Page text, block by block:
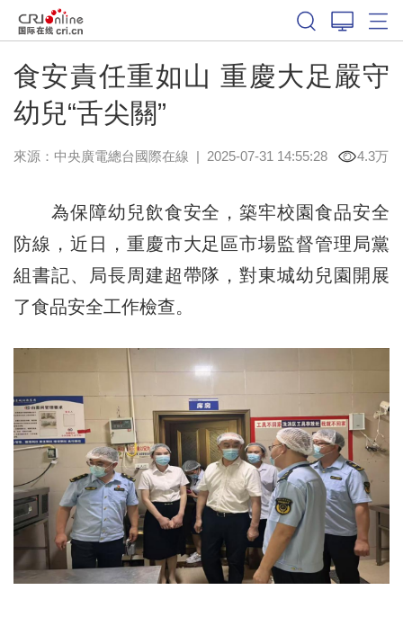
食安責任重如山 重慶大足嚴守
幼兒“舌尖關”
來源：中央廣電總台國際在線 | 2025-07-31 14:55:28 4.3万
為保障幼兒飲食安全，築牢校園食品安全
防線，近日，重慶市大足區市場監督管理局黨
組書記、局長周建超帶隊，對東城幼兒園開展
了食品安全工作檢查。